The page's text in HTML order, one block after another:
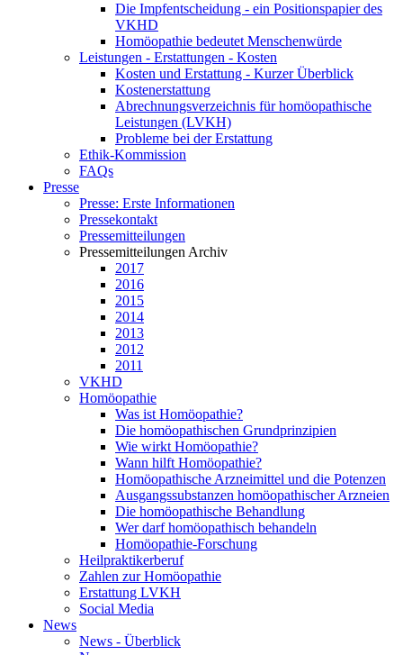
Die Impfentscheidung - ein Positionspapier des
VKHD
Homöopathie bedeutet Menschenwürde
Leistungen - Erstattungen - Kosten
Kosten und Erstattung - Kurzer Überblick
Kostenerstattung
Abrechnungsverzeichnis für homöopathische
Leistungen (LVKH)
Probleme bei der Erstattung
Ethik-Kommission
FAQs
Presse
Presse: Erste Informationen
Pressekontakt
Pressemitteilungen
Pressemitteilungen Archiv
2017
2016
2015
2014
2013
2012
2011
VKHD
Homöopathie
Was ist Homöopathie?
Die homöopathischen Grundprinzipien
Wie wirkt Homöopathie?
Wann hilft Homöopathie?
Homöopathische Arzneimittel und die Potenzen
Ausgangssubstanzen homöopathischer Arzneien
Die homöopathische Behandlung
Wer darf homöopathisch behandeln
Homöopathie-Forschung
Heilpraktikerberuf
Zahlen zur Homöopathie
Erstattung LVKH
Social Media
News
News - Überblick